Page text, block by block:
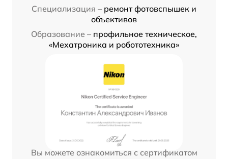
Специализация – ремонт фотовспышек и
объективов
Образование – профильное техническое,
«Мехатроника и робототехника»
Вы можете ознакомиться с сертификатом